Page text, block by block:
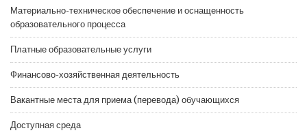
Материально-техническое обеспечение и оснащенность
образовательного процесса
Платные образовательные услуги
Финансово-хозяйственная деятельность
Вакантные места для приема (перевода) обучающихся
Доступная среда